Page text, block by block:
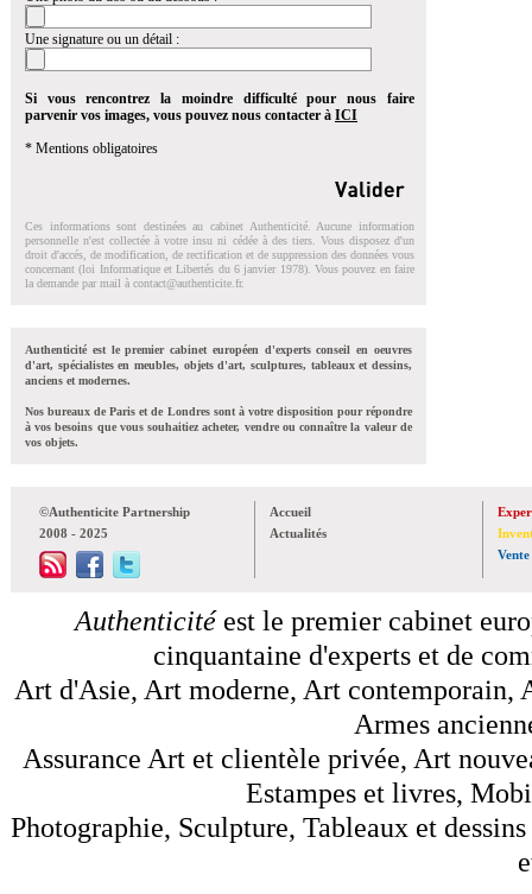
Une signature ou un détail :
Si vous rencontrez la moindre difficulté pour nous faire
parvenir vos images, vous pouvez nous contacter à ICI
* Mentions obligatoires
Ces informations sont destinées au cabinet Authenticité. Aucune information
personnelle n'est collectée à votre insu ni cédée à des tiers. Vous disposez d'un
droit d'accés, de modification, de rectification et de suppression des données vous
concernant (loi Informatique et Libertés du 6 janvier 1978). Vous pouvez en faire
la demande par mail à contact@authenticite.fr.
Authenticité est le premier cabinet européen d'experts conseil en oeuvres
d'art, spécialistes en meubles, objets d'art, sculptures, tableaux et dessins,
anciens et modernes.
Nos bureaux de Paris et de Londres sont à votre disposition pour répondre
à vos besoins que vous souhaitiez acheter, vendre ou connaître la valeur de
vos objets.
©Authenticite Partnership
2008 - 2025
Accueil
Actualités
Vente
Authenticitéest le premier cabinet
cinquantaine d'experts et de
Art d'Asie, Art moderne, Art contemporain,
Armes
Assurance Art et clientèle privée, Art
Estampes et livres,
Photographie, Sculpture, Tableaux et